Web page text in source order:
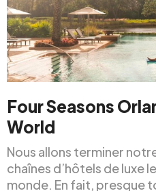
Four Seasons
World
Nous allons terminer
chaînes d’hôtels de luxe
monde. En fait, presque